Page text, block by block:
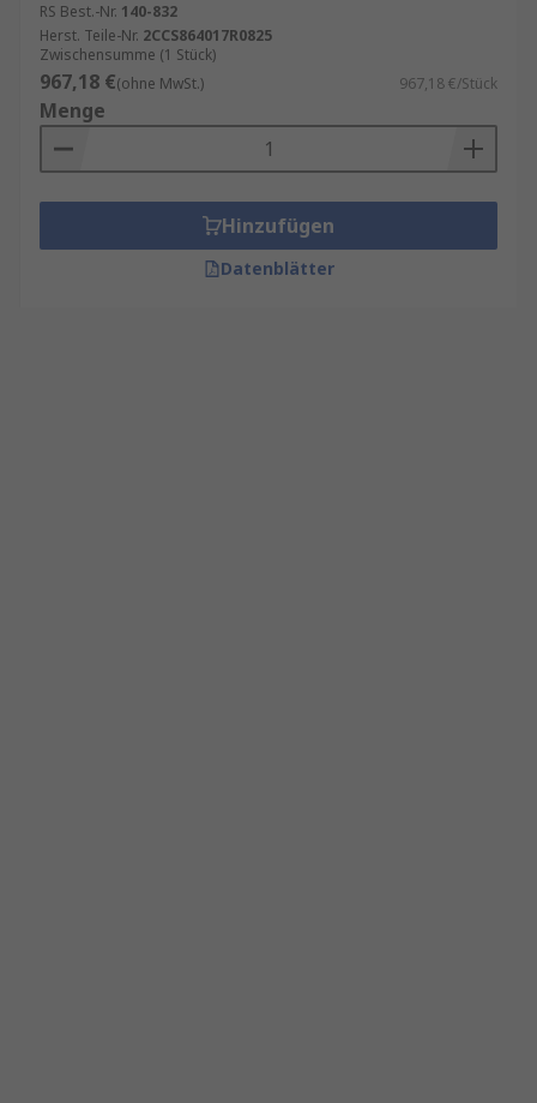
RS Best.-Nr. 140-832
Herst. Teile-Nr. 2CCS864017R0825
Zwischensumme (1 Stück)
967,18 €(ohne MwSt.) 967,18 €/Stück
Menge
Hinzufügen
Datenblätter